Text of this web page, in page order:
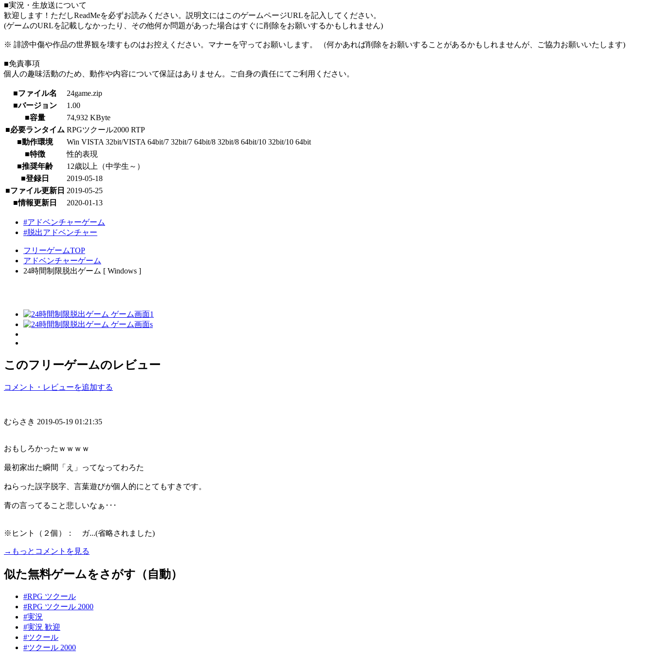
■実況・生放送について
歓迎します！ただしReadMeを必ずお読みください。説明文にはこのゲームページURLを記入してください。
(ゲームのURLを記載しなかったり、その他何か問題があった場合はすぐに削除をお願いするかもしれません)
※ 誹謗中傷や作品の世界観を壊すものはお控えください。マナーを守ってお願いします。 （何かあれば削除をお願いすることがあるかもしれませんが、ご協力お願いいたします)
■免責事項
個人の趣味活動のため、動作や内容について保証はありません。ご自身の責任にてご利用ください。
■ファイル名
24game.zip
■バージョン
1.00
■容量
74,932 KByte
■必要ランタイム RPGツクール2000 RTP
■動作環境
Win VISTA 32bit/VISTA 64bit/7 32bit/7 64bit/8 32bit/8 64bit/10 32bit/10 64bit
■特徴
性的表現
■推奨年齢
12歳以上（中学生～）
■登録日
2019-05-18
■ファイル更新日 2019-05-25
■情報更新日
2020-01-13
#アドベンチャーゲーム
#脱出アドベンチャー
フリーゲームTOP
アドベンチャーゲーム
24時間制限脱出ゲーム [ Windows ]
このフリーゲームのレビュー
コメント・レビューを追加する
むらさき 2019-05-19 01:21:35
おもしろかったｗｗｗｗ
最初家出た瞬間「え」ってなってわろた
ねらった誤字脱字、言葉遊びが個人的にとてもすきです。
青の言ってること悲しいなぁ･･･
※ヒント（２個）： ガ...(省略されました)
→もっとコメントを見る
似た無料ゲームをさがす（自動）
#RPG ツクール
#RPG ツクール 2000
#実況
#実況 歓迎
#ツクール
#ツクール 2000